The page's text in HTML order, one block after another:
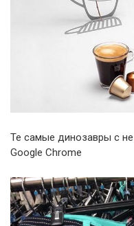
Те самые динозавры с
Google Chrome